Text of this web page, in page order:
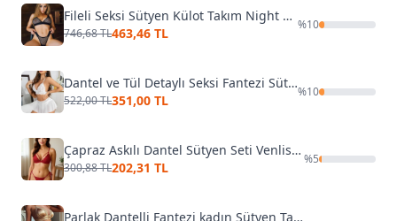
Fileli Seksi Sütyen Külot Takım Night Light 3285
746,68 TL463,46 TL
%10
Dantel ve Tül Detaylı Seksi Fantezi Sütyen Etek Takım Venlisa V2702
522,00 TL351,00 TL
%10
Çapraz Askılı Dantel Sütyen Seti Venlisa V1703
300,88 TL202,31 TL
%5
Parlak Dantelli Fantezi kadın Sütyen Takım For Dreams 8411